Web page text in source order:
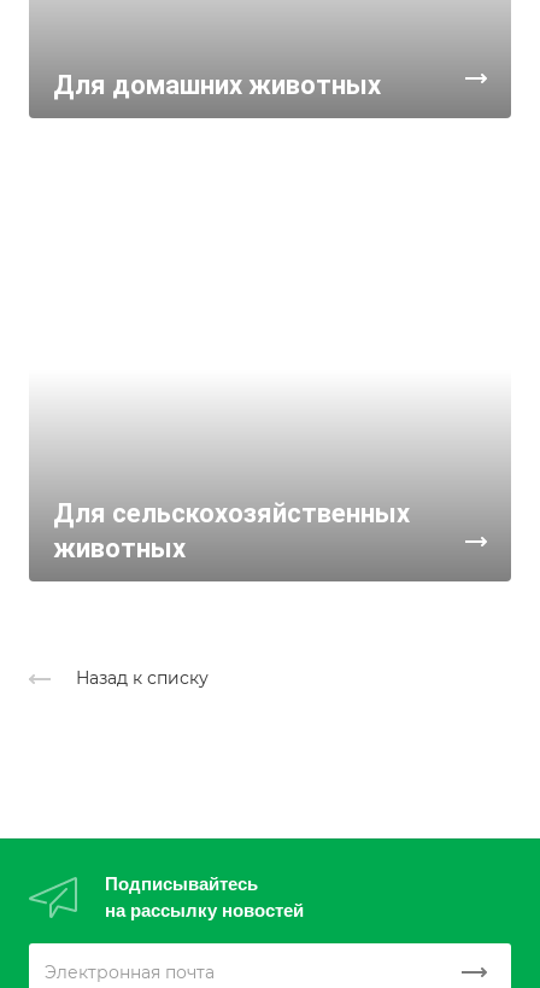
Для домашних животных
Для сельскохозяйственных
животных
Назад к списку
Подписывайтесь
на рассылку новостей